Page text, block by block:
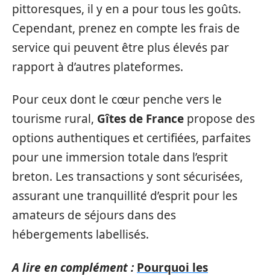
pittoresques, il y en a pour tous les goûts.
Cependant, prenez en compte les frais de
service qui peuvent être plus élevés par
rapport à d’autres plateformes.
Pour ceux dont le cœur penche vers le
tourisme rural, Gîtes de France propose des
options authentiques et certifiées, parfaites
pour une immersion totale dans l’esprit
breton. Les transactions y sont sécurisées,
assurant une tranquillité d’esprit pour les
amateurs de séjours dans des
hébergements labellisés.
A lire en complément : Pourquoi les